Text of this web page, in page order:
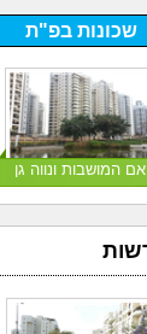
שכונות בפ"ת
אם המושבות ונווה גן